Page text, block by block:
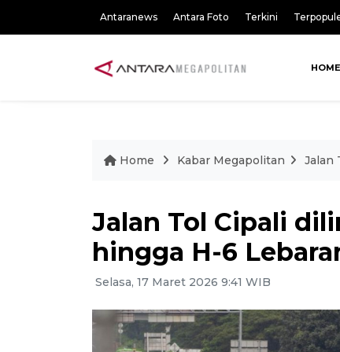
Antaranews Antara Foto Terkini
HOME
Home Kabar Megapolitan Jalan
Jalan Tol Cipali
hingga H-6
Selasa, 17 Maret 2026 9:41 WIB